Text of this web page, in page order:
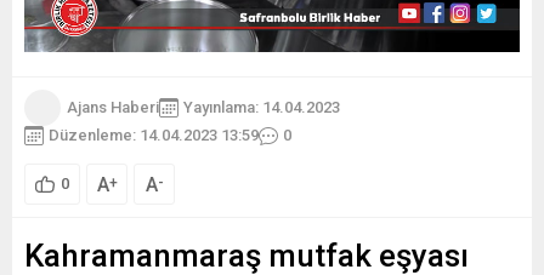
Ajans Haberi
Yayınlama: 14.04.2023
Düzenleme: 14.04.2023 13:59
0
0 A+ A-
Kahramanmaraş mutfak eşyası